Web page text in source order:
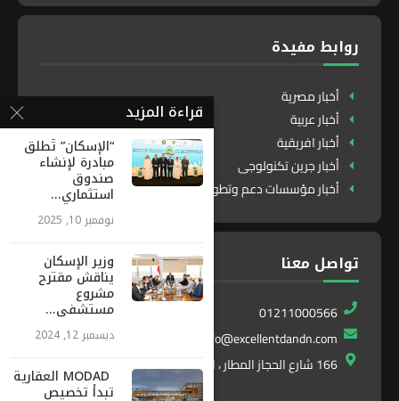
روابط مفيدة
أخبار مصرية
أخبار عربية
أخبار افريقية
أخبار جرين تكنولوجى
أخبار مؤسسات دعم وتطوير
تواصل معنا
01211000566
info@excellentdandn.com
166 شارع الحجاز المطار ، النزهة ، القاهرة ، مصر
قراءة المزيد
“الإسكان” تُطلق
مبادرة لإنشاء
صندوق
استثماري...
نوفمبر 10, 2025
وزير الإسكان
يناقش مقترح
مشروع
مستشفى...
ديسمبر 12, 2024
MODAD العقارية
تبدأ تخصيص